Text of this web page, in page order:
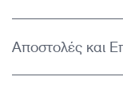
Αποστολές και